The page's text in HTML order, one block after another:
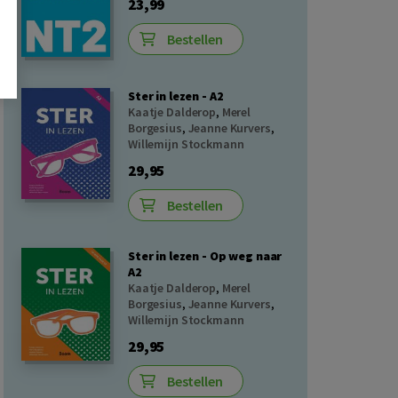
23,99
Bestellen
Ster in lezen - A2
Kaatje Dalderop, Merel
Borgesius, Jeanne Kurvers,
Willemijn Stockmann
29,95
Bestellen
Ster in lezen - Op weg naar
A2
Kaatje Dalderop, Merel
Borgesius, Jeanne Kurvers,
Willemijn Stockmann
29,95
Bestellen